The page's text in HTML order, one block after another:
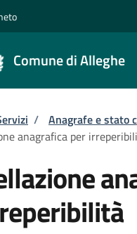
Comune di Alleghe
di pane
/ Anagrafe e stato
anagrafica per